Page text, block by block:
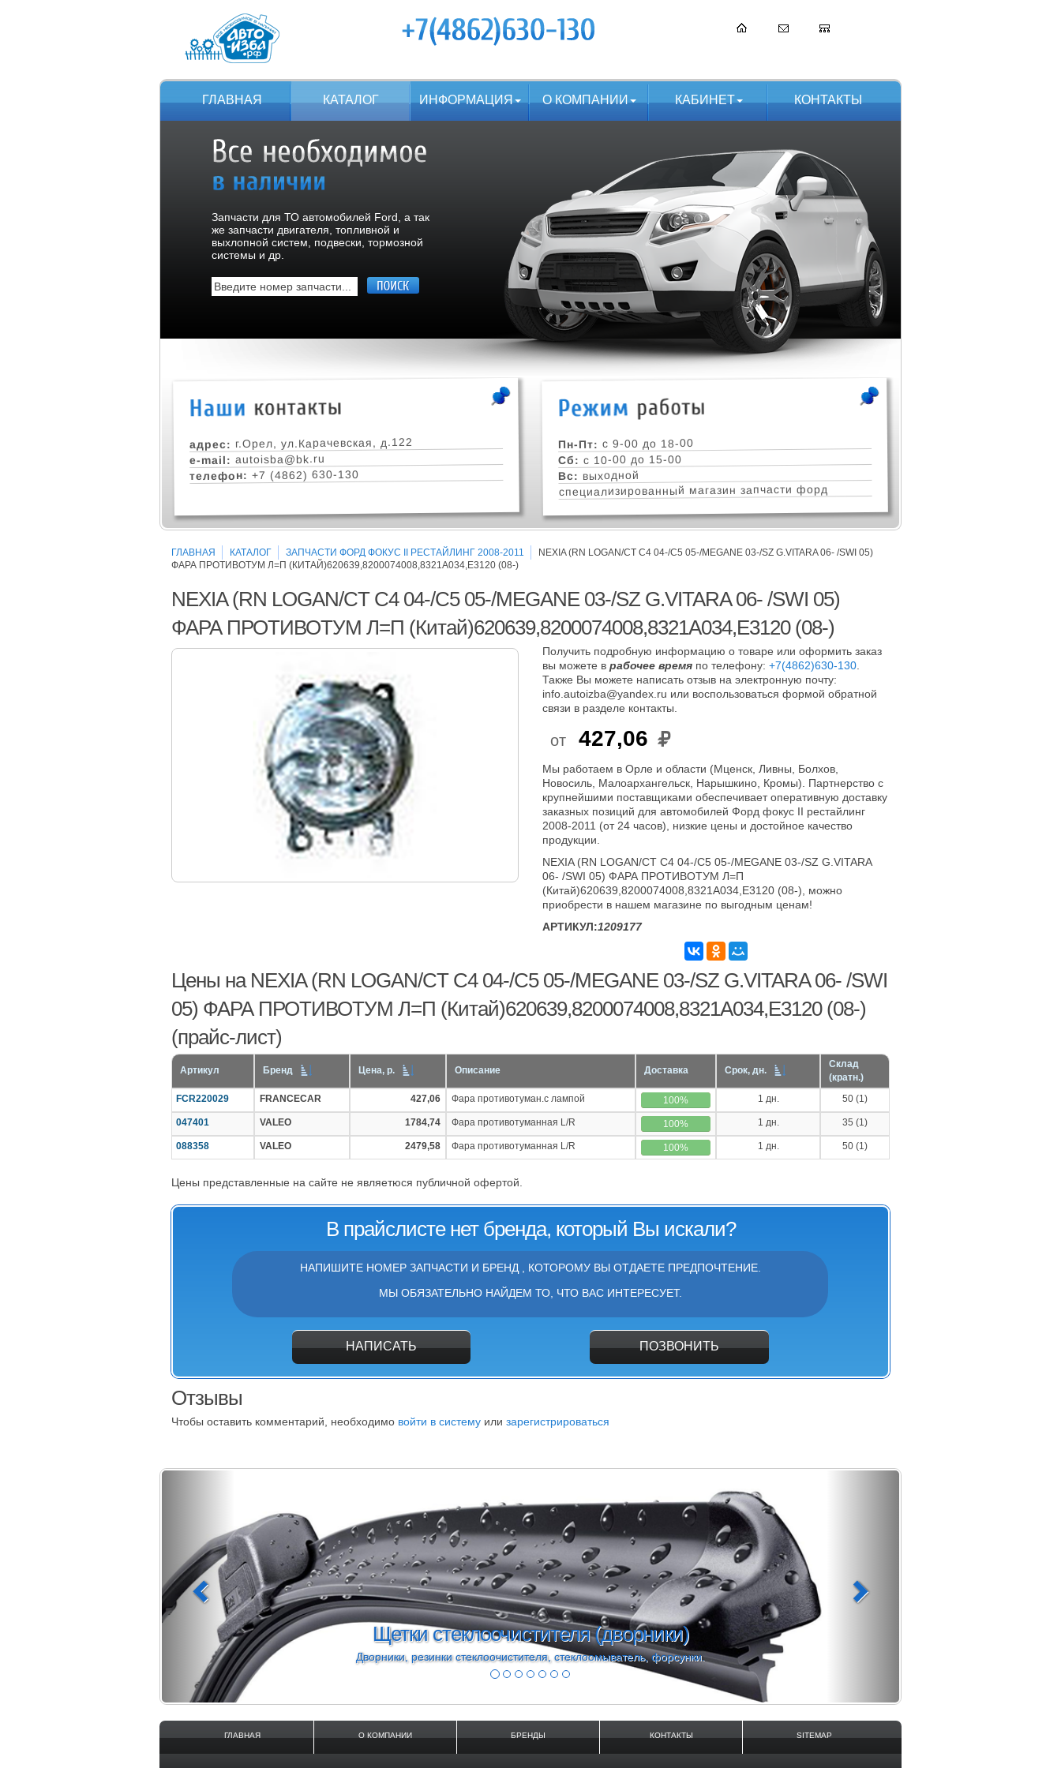
ГЛАВНАЯ КАТАЛОГ ИНФОРМАЦИЯ О КОМПАНИИ КАБИНЕТ КОНТАКТЫ
Запчасти для ТО автомобилей Ford, а так
же запчасти двигателя, топливной и
выхлопной систем, подвески, тормозной
системы и др.
адрес: г.Орел, ул.Карачевская, д.122
e-mail: autoisba@bk.ru
телефон: +7 (4862) 630-130
Пн-Пт: с 9-00 до 18-00
Сб: с 10-00 до 15-00
Вс: выходной
специализированный магазин запчасти форд
ГЛАВНАЯ КАТАЛОГ ЗАПЧАСТИ ФОРД ФОКУС II РЕСТАЙЛИНГ 2008-2011
NEXIA (RN LOGAN/CT C4 04-/C5 05-/MEGANE 03-/SZ G.VITARA 06- /SWI 05)
ФАРА ПРОТИВОТУМ Л=П (КИТАЙ)620639,8200074008,8321A034,E3120 (08-)
NEXIA (RN LOGAN/CT C4 04-/C5 05-/MEGANE 03-/SZ G.VITARA 06- /SWI 05)
ФАРА ПРОТИВОТУМ Л=П (Китай)620639,8200074008,8321A034,E3120 (08-)
Получить подробную информацию о товаре или оформить заказ
вы можете в рабочее время по телефону: +7(4862)630-130
Также Вы можете написать отзыв на электронную почту:
info.autoizba@yandex.ru или воспользоваться формой обратной
связи в разделе контакты.
от 427,06
Мы работаем в Орле и области (Мценск, Ливны, Болхов,
Новосиль, Малоархангельск, Нарышкино, Кромы). Партнерство с
крупнейшими поставщиками обеспечивает оперативную доставку
заказных позиций для автомобилей Форд фокус II рестайлинг
2008-2011 (от 24 часов), низкие цены и достойное качество
продукции.
NEXIA (RN LOGAN/CT C4 04-/C5 05-/MEGANE 03-/SZ G.VITARA
06- /SWI 05) ФАРА ПРОТИВОТУМ Л=П
(Китай)620639,8200074008,8321A034,E3120 (08-), можно
приобрести в нашем магазине по выгодным ценам!
АРТИКУЛ:1209177
Цены на NEXIA (RN LOGAN/CT C4 04-/C5 05-/MEGANE 03-/SZ G.VITARA 06- /SWI
05) ФАРА ПРОТИВОТУМ Л=П (Китай)620639,8200074008,8321A034,E3120 (08-)
(прайс-лист)
Артикул Бренд Цена, р. Описание Доставка Срок, дн.
Склад
(кратн.)
FCR220029
FRANCECAR 427,06 Фара противотуман.с лампой 100% 1 дн. 50 (1)
047401 VALEO 1784,74 Фара противотуманная L/R 100% 1 дн. 35 (1)
088358 VALEO 2479,58 Фара противотуманная L/R 100% 1 дн. 50 (1)
Цены представленные на сайте не являетюся публичной офертой.
В прайслисте нет бренда, который Вы искали?
НАПИШИТЕ НОМЕР ЗАПЧАСТИ И БРЕНД , КОТОРОМУ ВЫ ОТДАЕТЕ ПРЕДПОЧТЕНИЕ.
МЫ ОБЯЗАТЕЛЬНО НАЙДЕМ ТО, ЧТО ВАС ИНТЕРЕСУЕТ.
НАПИСАТЬ ПОЗВОНИТЬ
Отзывы
Чтобы оставить комментарий, необходимо войти в систему или зарегистрироваться
Моторное масло Ford Formula
Масло 5w30 форд формула, 5w20 Castrol, Motul 913C, 913D.
ГЛАВНАЯ О КОМПАНИИ БРЕНДЫ КОНТАКТЫ SITEMAP